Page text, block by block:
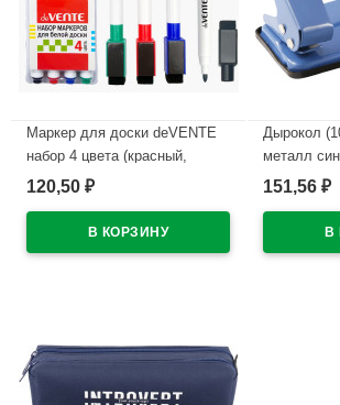
Маркер для доски deVENTE
набор 4 цвета (красный,
синий, черный, зеленый) 2мм
магнитом для крепления
арт.5040605 (Ст.4)
120,50 ₽
Дырокол
металл
В
151,56 ₽